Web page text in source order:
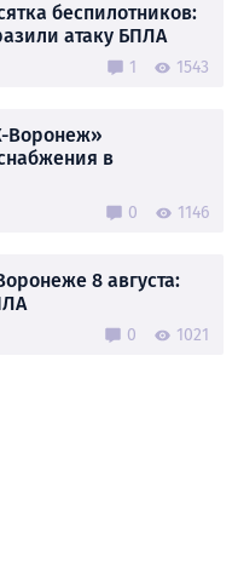
беспилотников:
атаку БПЛА
1 1543
Воронеж»
в
0 1146
8 августа:
0 1021